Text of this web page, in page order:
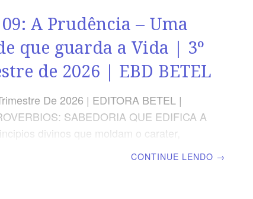
sabedoria ao usá-las OBJETIVOS
Saber que nossas palavras
A Prudência – Uma
que guarda a Vida | 3º
de 2026 | EBD BETEL
De 2026 | EDITORA BETEL |
SABEDORIA QUE EDIFICA A
divinos que moldam o carater,
CONTINUE LENDO →